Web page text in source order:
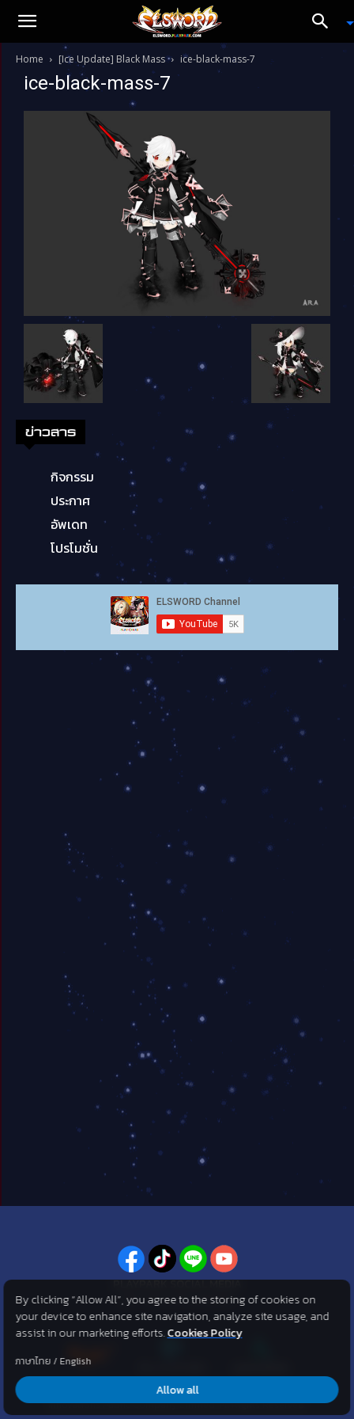
Home [Ice Update] Black Mass ice-black-mass-7
ice-black-mass-7
ข่าวสาร
กิจกรรม
ประกาศ
อัพเดท
โปรโมชั่น
PLAYPARK SOCIAL MEDIA
ไม่พลาดทุกข่าวสารจาก PlayPark
©2007 KOG corporation . All Rights Reserved. ©2012 Asphere
Innovations Public Company Limited. All Rights Reserved.
By clicking “Allow All”, you agree to the storing of cookies on
your device to enhance site navigation, analyze site usage, and
assist in our marketing efforts.Cookies Policy
ภาษาไทย / English
Allow all